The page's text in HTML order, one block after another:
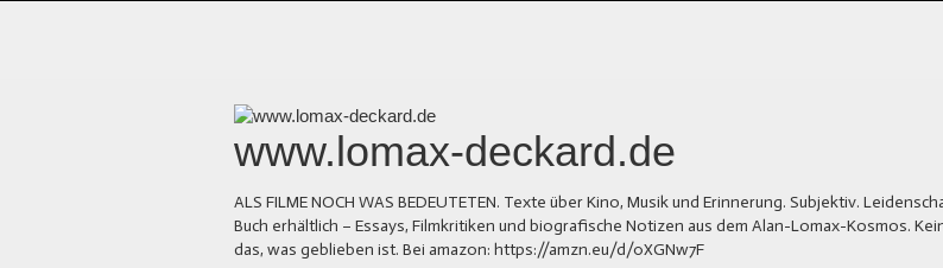
www.lomax-deckard.de
ALS FILME NOCH WAS BEDEUTETEN. Texte über Kino, Musik und Erinnerung. Subjektiv.
Buch erhältlich – Essays, Filmkritiken und biografische Notizen aus dem Alan-Lomax-Kosmos.
das, was geblieben ist. Bei amazon: https://amzn.eu/d/0XGNw7F